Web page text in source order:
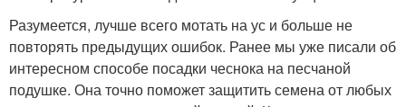
Разумеется, лучше всего мотать на ус и больше не
повторять предыдущих ошибок. Ранее мы уже писали об
интересном способе посадки чеснока на песчаной
подушке. Она точно поможет защитить семена от любых